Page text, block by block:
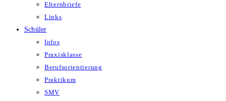
Elternbriefe
Links
Schüler
Infos
Praxisklasse
Berufsorientierung
Praktikum
SMV